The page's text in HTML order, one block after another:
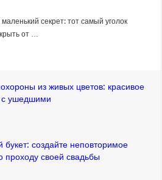
секрет: тот самый уголок
от …
из живых цветов: красивое
ушедшими
букет: создайте неповторимое
проходу своей свадьбы